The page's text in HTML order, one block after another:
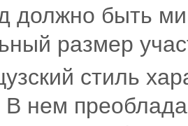
должно быть
размер
стиль
нем